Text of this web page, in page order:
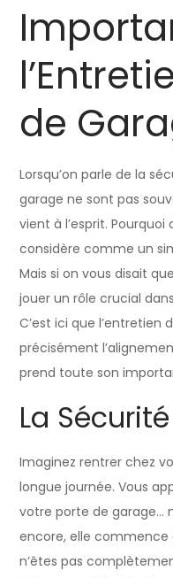
de
Lorsqu’on parle de la
garage ne sont pas
vient à l’esprit.
considère comme un
Mais si on vous disait
jouer un rôle crucial
C’est ici que l’entretien
précisément
prend toute son
La
Imaginez rentrer chez
longue journée. Vous
votre porte de garage…
encore, elle commence
n’êtes pas